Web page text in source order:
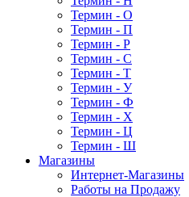
Термин - О
Термин - П
Термин - Р
Термин - С
Термин - Т
Термин - У
Термин - Ф
Термин - Х
Термин - Ц
Термин - Ш
Магазины
Интернет-Магазины
Работы на Продажу